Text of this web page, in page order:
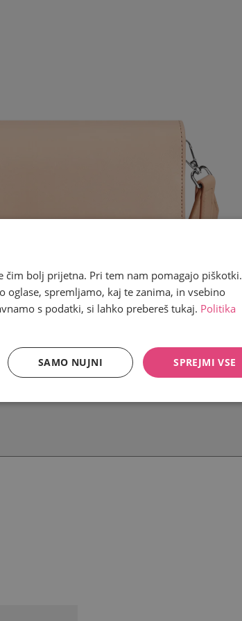
čim bolj prijetna. Pri tem nam pomagajo piškotki.
spremljamo, kaj te zanima, in vsebino
s podatki, si lahko prebereš tukaj. Politika
SPREJMI VSE
SAMO NUJNI